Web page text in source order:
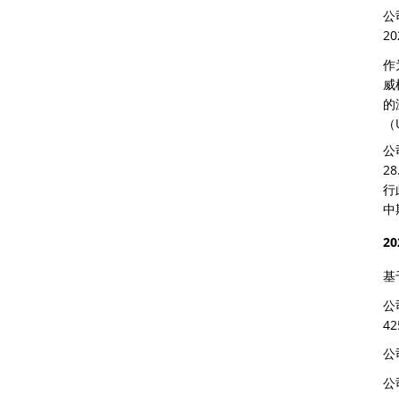
公
作
威
公
行
中
基
公
公
公